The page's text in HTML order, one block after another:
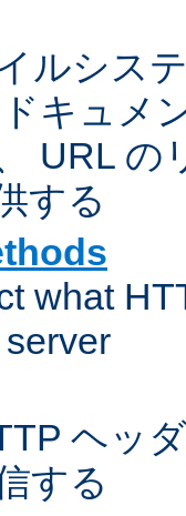
ルシス
キュメ
URL の
する
what
ヘッ
する